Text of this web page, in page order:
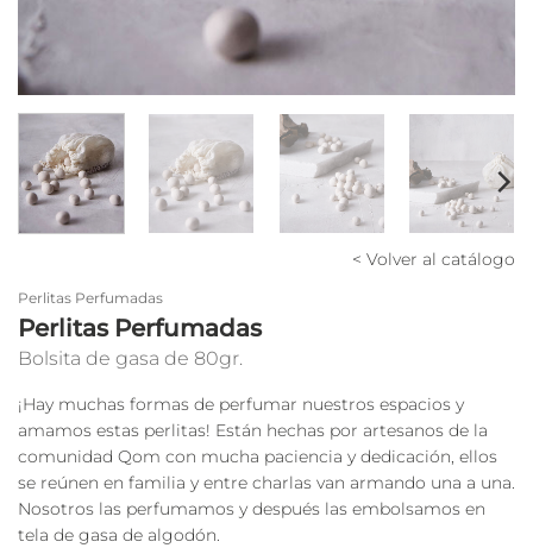
< Volver al catálogo
Perlitas Perfumadas
Perlitas Perfumadas
Bolsita de gasa de 80gr.
¡Hay muchas formas de perfumar nuestros espacios y
amamos estas perlitas! Están hechas por artesanos de la
comunidad Qom con mucha paciencia y dedicación, ellos
se reúnen en familia y entre charlas van armando una a una.
Nosotros las perfumamos y después las embolsamos en
tela de gasa de algodón.